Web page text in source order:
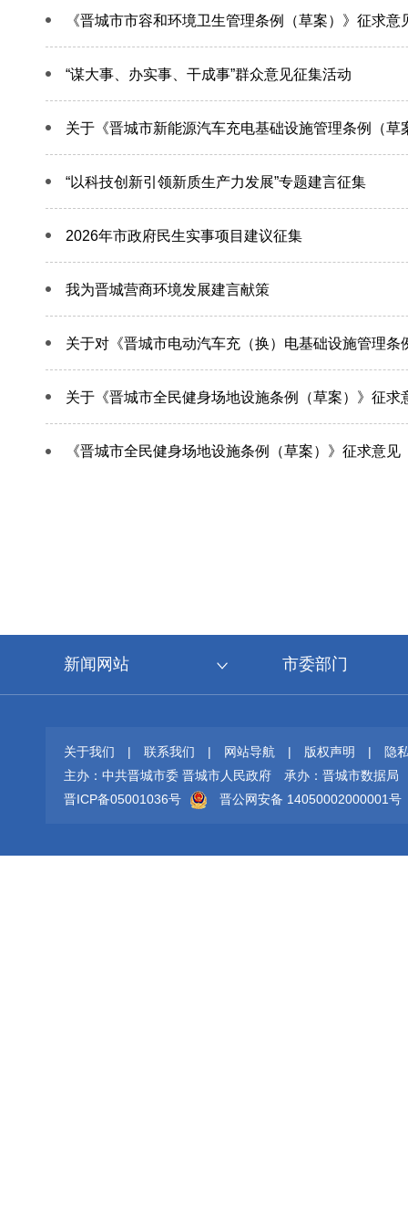
《晋城市市容和环境卫生管理条例（草案）》征求意
“谋大事、办实事、干成事”群众意见征集活动
关于《晋城市新能源汽车充电基础设施管理条例（草
“以科技创新引领新质生产力发展”专题建言征集
2026年市政府民生实事项目建议征集
我为晋城营商环境发展建言献策
关于对《晋城市电动汽车充（换）电基础设施管理条
关于《晋城市全民健身场地设施条例（草案）》征求
《晋城市全民健身场地设施条例（草案）》征求意见
新闻网站 市委部门
关于我们 | 联系我们 | 网站导航 | 版权声明 |
隐
主办：中共晋城市委 晋城市人民政府
承办：晋城市数据局
晋ICP备05001036号
晋公网安备 14050002000001号